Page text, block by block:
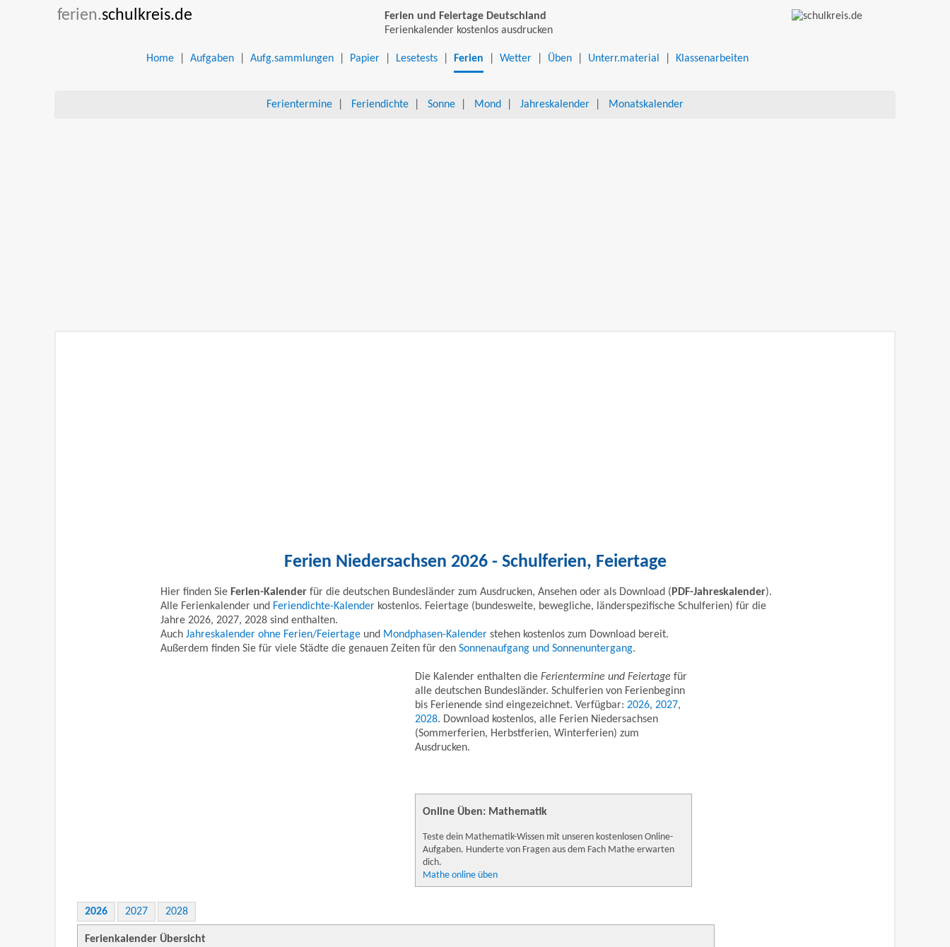
ferien.schulkreis.de
Ferien und Feiertage Deutschland
Ferienkalender kostenlos ausdrucken
Home Aufgaben Aufg.sammlungen Papier Lesetests Ferien Wetter Üben Unterr.material Klassenarbeiten
Ferientermine Feriendichte Sonne Mond Jahreskalender Monatskalender
Ferien Niedersachsen 2026 - Schulferien, Feiertage
Hier finden Sie Ferien-Kalender für die deutschen Bundesländer zum Ausdrucken, Ansehen oder als Download ( PDF-Jahreskalender).
Alle Ferienkalender und Feriendichte-Kalender kostenlos. Feiertage (bundesweite, bewegliche, länderspezifische Schulferien) für die
Jahre 2026, 2027, 2028 sind enthalten.
Auch Jahreskalender ohne Ferien/Feiertage und Mondphasen-Kalender stehen kostenlos zum Download bereit.
Außerdem finden Sie für viele Städte die genauen Zeiten für den Sonnenaufgang und Sonnenuntergang.
Die Kalender enthalten die Ferientermine und Feiertage für
alle deutschen Bundesländer. Schulferien von Ferienbeginn
bis Ferienende sind eingezeichnet. Verfügbar: 2026, 2027,
2028. Download kostenlos, alle Ferien Niedersachsen
(Sommerferien, Herbstferien, Winterferien) zum
Ausdrucken.
Online Üben: Mathematik
Teste dein Mathematik-Wissen mit unseren kostenlosen Online-
Aufgaben. Hunderte von Fragen aus dem Fach Mathe erwarten
dich.
Mathe online üben
2026 2027 2028
Ferienkalender Übersicht